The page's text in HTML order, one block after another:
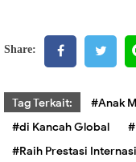
Share:
Tag Terkait: #Anak
#di Kancah Global
#Raih Prestasi